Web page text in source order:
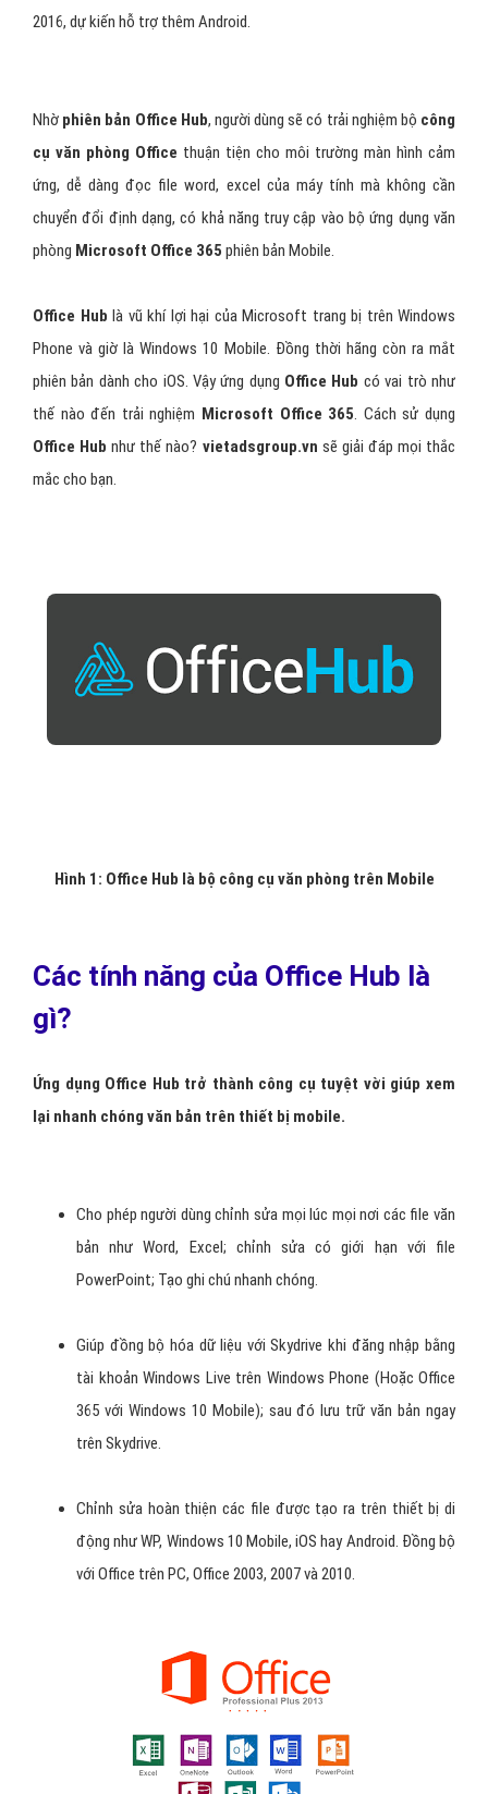
2016, dự kiến hỗ trợ thêm Android.
Nhờ phiên bản Office Hub, người dùng sẽ có trải nghiệm bộ công
cụ văn phòng Office thuận tiện cho môi trường màn hình cảm
ứng, dễ dàng đọc file word, excel của máy tính mà không cần
chuyển đổi định dạng, có khả năng truy cập vào bộ ứng dụng văn
phòng Microsoft Office 365 phiên bản Mobile.
Office Hub là vũ khí lợi hại của Microsoft trang bị trên Windows
Phone và giờ là Windows 10 Mobile. Đồng thời hãng còn ra mắt
phiên bản dành cho iOS. Vậy ứng dụng Office Hub có vai trò như
thế nào đến trải nghiệm Microsoft Office 365. Cách sử dụng
Office Hub như thế nào? vietadsgroup.vn sẽ giải đáp mọi thắc
mắc cho bạn.
Hình 1: Office Hub là bộ công cụ văn phòng trên Mobile
Các tính năng của Office Hub là
gì?
Ứng dụng Office Hub trở thành công cụ tuyệt vời giúp xem
lại nhanh chóng văn bản trên thiết bị mobile.
Cho phép người dùng chỉnh sửa mọi lúc mọi nơi các file văn
bản như Word, Excel; chỉnh sửa có giới hạn với file
PowerPoint; Tạo ghi chú nhanh chóng.
Giúp đồng bộ hóa dữ liệu với Skydrive khi đăng nhập bằng
tài khoản Windows Live trên Windows Phone (Hoặc Office
365 với Windows 10 Mobile); sau đó lưu trữ văn bản ngay
trên Skydrive.
Chỉnh sửa hoàn thiện các file được tạo ra trên thiết bị di
động như WP, Windows 10 Mobile, iOS hay Android. Đồng bộ
với Office trên PC, Office 2003, 2007 và 2010.